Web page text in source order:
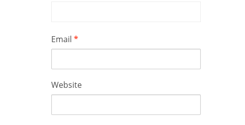
Email *
Website